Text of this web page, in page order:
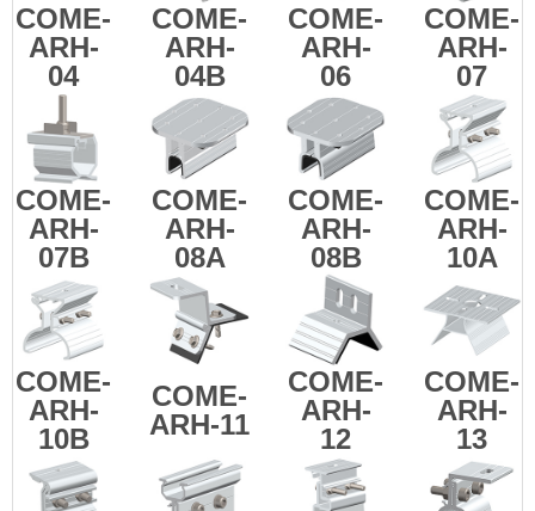
COME-
ARH-
04
COME-
ARH-
04B
COME-
ARH-
06
COME-
ARH-
07
COME-
ARH-
07B
COME-
ARH-
08A
COME-
ARH-
08B
COME-
ARH-
10A
COME-
ARH-
10B
COME-
ARH-11
COME-
ARH-
12
COME-
ARH-
13